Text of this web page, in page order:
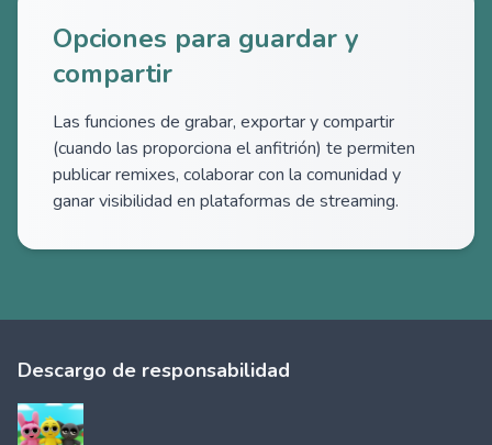
Opciones para guardar y
compartir
Las funciones de grabar, exportar y compartir
(cuando las proporciona el anfitrión) te permiten
publicar remixes, colaborar con la comunidad y
ganar visibilidad en plataformas de streaming.
Descargo de responsabilidad